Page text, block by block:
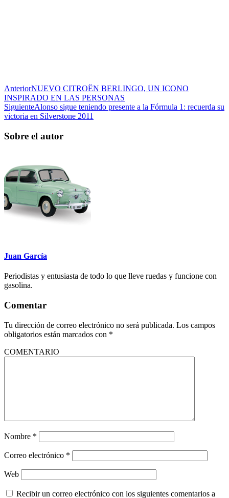
AnteriorNUEVO CITROËN BERLINGO, UN ICONO
INSPIRADO EN LAS PERSONAS
SiguienteAlonso sigue teniendo presente a la Fórmula 1: recuerda su
victoria en Silverstone 2011
Sobre el autor
Juan García
Periodistas y entusiasta de todo lo que lleve ruedas y funcione con
gasolina.
Comentar
Tu dirección de correo electrónico no será publicada. Los campos
obligatorios están marcados con *
COMENTARIO
Nombre *
Correo electrónico *
Web
Recibir un correo electrónico con los siguientes comentarios a